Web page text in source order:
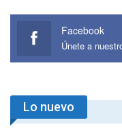
Facebook
Únete a
Lo nuevo